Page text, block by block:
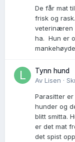
De får mat
frisk og
veterinæren
ha. Hun er
Tynn hund
Av Lisen ·
Parasitter
hunder og
blitt smitta.
er det mat
det spist